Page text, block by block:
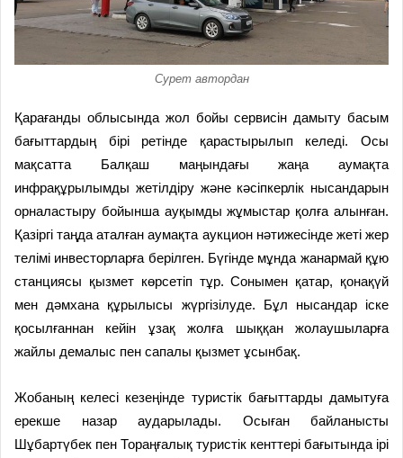
Сурет автордан
Қарағанды облысында жол бойы сервисін дамыту басым
бағыттардың бірі ретінде қарас­тырылып келеді. Осы
мақсатта Балқаш маңындағы жаңа аумақта
инфрақұрылымды жетілдіру және кәсіпкерлік нысандарын
орналастыру бойынша ауқымды жұмыстар қолға алынған.
Қазіргі таңда аталған аумақта аукцион нәтижесінде жеті жер
телімі инвесторларға берілген. Бүгінде мұнда жанармай құю
станциясы қызмет көрсетіп тұр. Сонымен қатар, қонақүй
мен дәмхана құрылысы жүргізілуде. Бұл нысандар іске
қосылғаннан кейін ұзақ жолға шыққан жолаушыларға
жайлы демалыс пен сапалы қызмет ұсынбақ.
Жобаның келесі кезеңінде туристік бағыттарды дамытуға
ерекше назар аударылады. Осыған байланысты
Шұбартүбек пен Тораңғалық туристік кенттері бағытында ірі